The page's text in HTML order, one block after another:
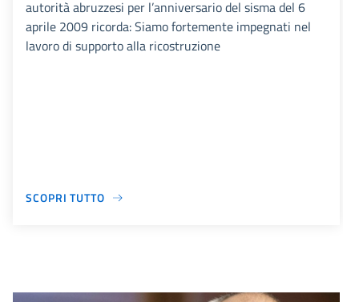
autorità abruzzesi per l’anniversario del sisma del 6
aprile 2009 ricorda: Siamo fortemente impegnati nel
lavoro di supporto alla ricostruzione
SCOPRI TUTTO